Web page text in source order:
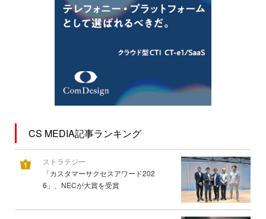
CS MEDIA記事ランキング
ストラテジー
「カスタマーサクセスアワード202
6」、NECが大賞を受賞